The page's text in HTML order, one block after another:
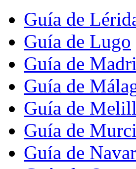
Guía de
Guía de Lugo
Guía de
Guía de
Guía de
Guía de
Guía de